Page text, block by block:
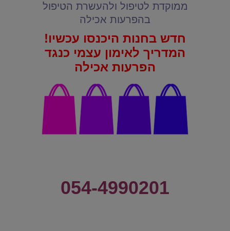
ממוקדת לטיפול ולהעשרת הטיפול
בהפרעות אכילה
חדש בחנות היכנסו עכשיו!
המדריך לאימון עצמי כנגד
הפרעות אכילה
054-4990201